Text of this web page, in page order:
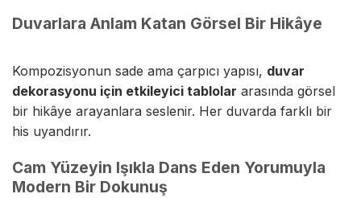
Duvarlara Anlam Katan Görsel Bir Hikâye
Kompozisyonun sade ama çarpıcı yapısı, duvar
dekorasyonu için etkileyici tablolar arasında görsel
bir hikâye arayanlara seslenir. Her duvarda farklı bir
his uyandırır.
Cam Yüzeyin Işıkla Dans Eden Yorumuyla
Modern Bir Dokunuş